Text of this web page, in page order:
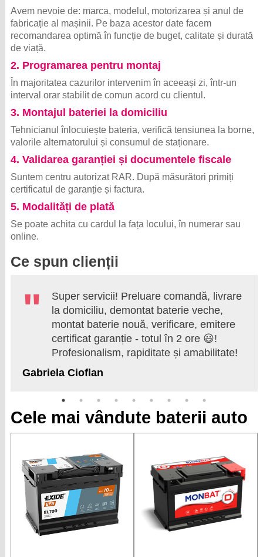
Avem nevoie de: marca, modelul, motorizarea și anul de
fabricație al mașinii. Pe baza acestor date facem
recomandarea optimă în funcție de buget, calitate și durată
de viață.
2. Programarea pentru montaj
În majoritatea cazurilor intervenim în aceeași zi, într-un
interval orar stabilit de comun acord cu clientul.
3. Montajul bateriei la domiciliu
Tehnicianul înlocuiește bateria, verifică tensiunea la borne,
valorile alternatorului și consumul de staționare.
4. Validarea garanției și documentele fiscale
Suntem centru autorizat RAR. După măsurători primiți
certificatul de garanție și factura.
5. Modalități de plată
Se poate achita cu cardul la fața locului, în numerar sau
online.
Ce spun clienții
Super servicii! Preluare comandă, livrare
la domiciliu, demontat baterie veche,
montat baterie nouă, verificare, emitere
certificat garanție - totul în 2 ore 😃!
Profesionalism, rapiditate și amabilitate!
Gabriela Cioflan
Cele mai vândute baterii auto